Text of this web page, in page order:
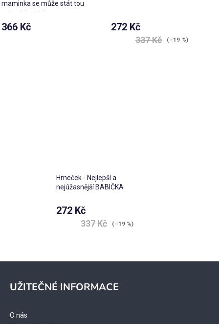
maminka se může stát tou
nejlepší babičkou
Průměrné
366 Kč 272 Kč
337 Kč (–19 %)
Hrneček - Nejlepší a
nejúžasnější BABIČKA
272 Kč
337 Kč (–19 %)
UŽITEČNÉ INFORMACE
O nás